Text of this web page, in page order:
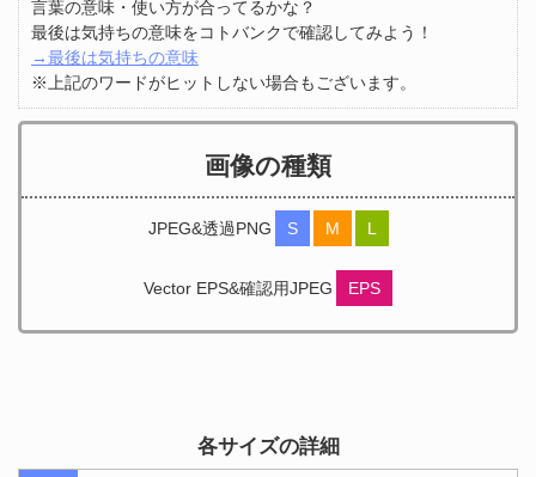
言葉の意味・使い方が合ってるかな？
最後は気持ちの意味をコトバンクで確認してみよう！
→最後は気持ちの意味
※上記のワードがヒットしない場合もございます。
画像の種類
JPEG&透過PNG S M L
Vector EPS&確認用JPEG EPS
各サイズの詳細